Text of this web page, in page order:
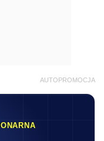
AUTOPROMOCJA